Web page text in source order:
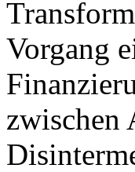
Vorgang
zwischen